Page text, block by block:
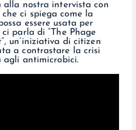
alla nostra intervista con
che ci spiega come la
essere usata per
parla di “The Phage
un’iniziativa di citizen
a contrastare la crisi
agli antimicrobici.